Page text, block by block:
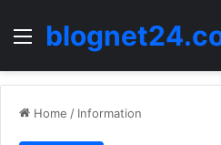
Menu
Home / Information